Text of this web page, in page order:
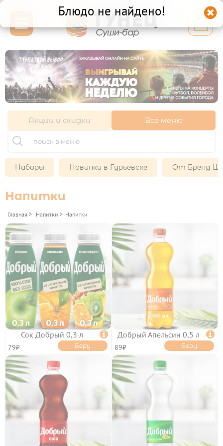
Гурьевск ул. Советская
10Б
+7 (921) 710-61-51
+7 (4012) 52-61-51
11:00-22:00
Другой ресторан
Личный кабинет
Франшиза
ГОРЯЧИЕ НАБОРЫ
ХОЛОДНЫЕ НАБОРЫ
МИКС НАБОРЫ
НОВИНКИ В
ГУРЬЕВСКЕ
ОТ БРЕНД ШЕФА
РОЛЛЫ И СУШИ 
РОЛЛЫ БЕЗ РИСА
ЗАПЕЧЕННЫЕ РОЛЛЫ
ХОЛОДНЫЕ РОЛЛЫ
ВОК
САЛАТЫ И ГОРЯЧЕЕ
ОНИГИРИ

Акции и скидки Всё меню
Наборы Новинки в Гурьевске От Бренд
Напитки
Главная > Напитки > Напитки
Сок Добрый 0,3 л 
79₽ Беру
Добрый Апельсин 0,5 л 
89₽ Беру

Блюдо не найдено!